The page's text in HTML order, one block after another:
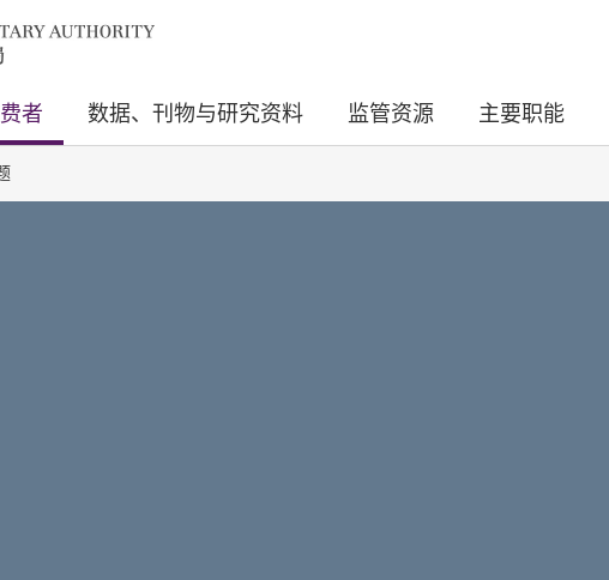
者 数据、刊物与研究资料 监管资源 主要职能